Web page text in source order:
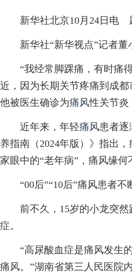
新华社北京10月24日电
新华社“新华视点”记者董
“我经常脚踝痛，有时痛得
近，因为长期关节疼痛到成
他被医生确诊为痛风性关节炎
近年来，年轻痛风患者逐
养指南（2024年版）》指出
家眼中的“老年病”，痛风缘何
“00后”“10后”痛风患者不
前不久，15岁的小龙突然
症。
“高尿酸血症是痛风发生的
痛风。”湖南省第三人民医院